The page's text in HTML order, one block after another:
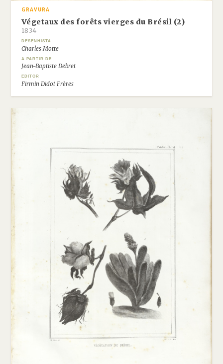
GRAVURA
Végetaux des forêts vierges du Brésil (2)
1834
DESENHISTA
Charles Motte
A PARTIR DE
Jean-Baptiste Debret
EDITOR
Firmin Didot Frères